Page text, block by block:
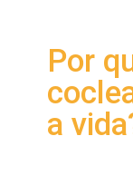
Por
a